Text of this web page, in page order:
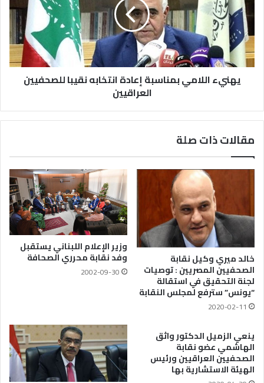
يهنيء اللامي بمناسبة إعادة انتخابه نقيبا للصحفيين
العراقيين
مقالات ذات صلة
خالد ميري وكيل نقابة
الصحفيين المصريين : توصيات
لجنة التحقيق في استقالة
“يونس” سترفع لمجلس النقابة
2020-02-11
وزير الإعلام اللبناني يستقبل
وفد نقابة محرري الصحافة
2002-09-30
ينعي الزميل الدكتور واثق
الهاشمي عضو نقابة
الصحفيين العراقيين ورئيس
الهيئة الاستشارية بها